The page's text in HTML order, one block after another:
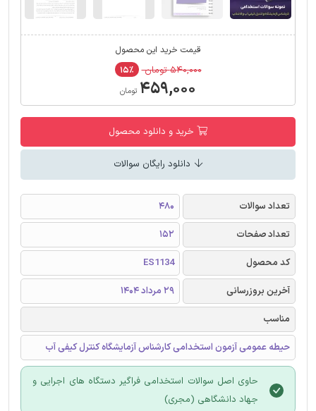
قیمت خرید این محصول
۵۴۰,۰۰۰ تومان ۱۵٪
۴۵۹,۰۰۰ تومان
خرید و دانلود محصول
دانلود رایگان سوالات
تعداد سوالات
480
تعداد صفحات
152
کد محصول
ES1134
آخرین بروزرسانی
29 مرداد 1404
مناسب
حیطه عمومی آزمون استخدامی کارشناس آزمایشگاه کنترل کیفی آب
حاوی اصل سوالات استخدامی فراگیر دستگاه های اجرایی و
جهاد دانشگاهی (مجری)